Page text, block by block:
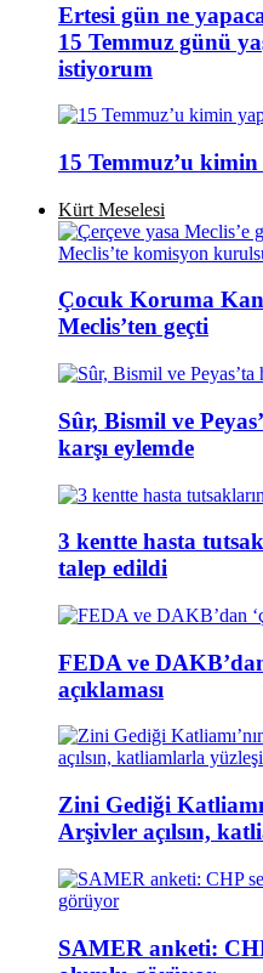
Ertesi gün ne
15 Temmuz günü
istiyorum
15 Temmuz’u kimin
Kürt Meselesi
Çocuk Koruma
Meclis’ten geçti
Sûr, Bismil ve
karşı eylemde
3 kentte hasta
talep edildi
FEDA ve
açıklaması
Zini Gediği
Arşivler açılsın,
SAMER anketi: